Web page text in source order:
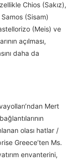
Chios (Sakız),
(Sisam)
(Meis) ve
açılması,
daha da
Mert
olası hatlar /
Greece’ten Ms.
envanterini,